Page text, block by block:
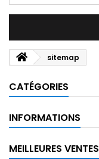
sitemap
CATÉGORIES
INFORMATIONS
MEILLEURES VENTES